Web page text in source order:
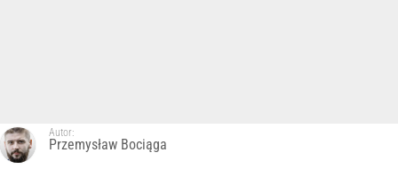
Autor:
Przemysław Bociąga